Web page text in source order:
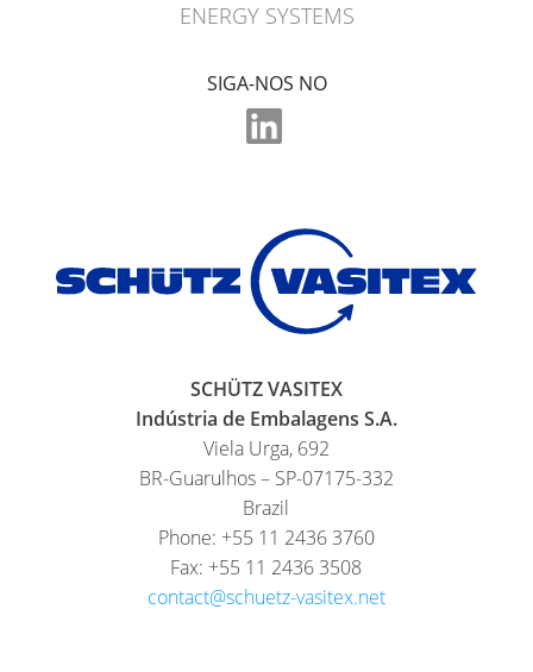
ENERGY SYSTEMS
SIGA-NOS NO
SCHÜTZ VASITEX
Indústria de Embalagens S.A.
Viela Urga, 692
BR-Guarulhos – SP-07175-332
Brazil
Phone: +55 11 2436 3760
Fax: +55 11 2436 3508
contact@schuetz-vasitex.net